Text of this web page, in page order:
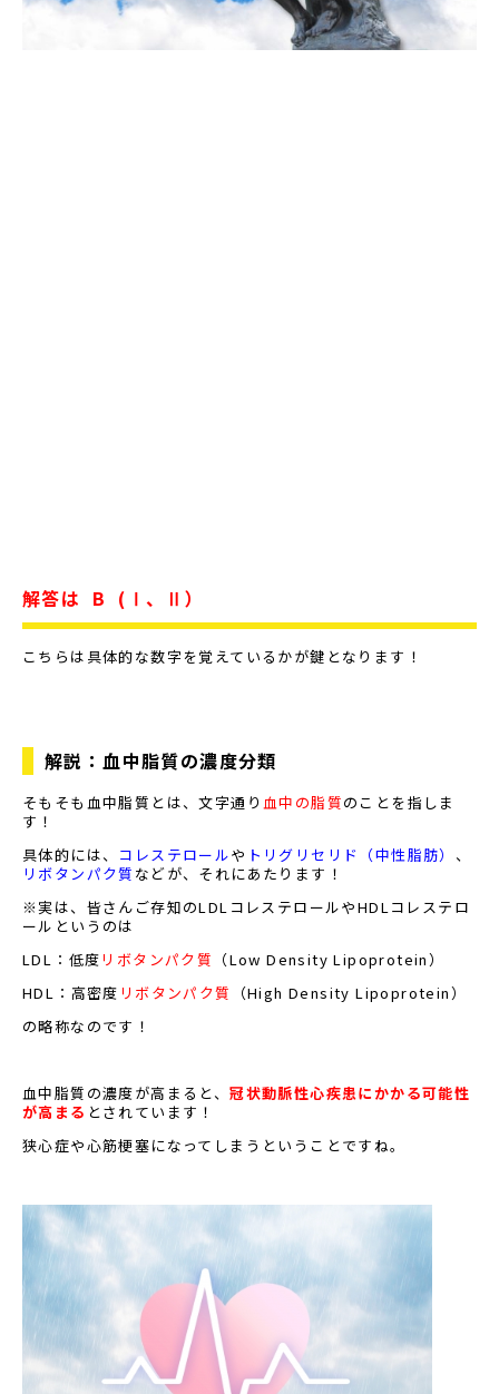
解答は B (Ⅰ、Ⅱ）
こちらは具体的な数字を覚えているかが鍵となります！
解説：血中脂質の濃度分類
そもそも血中脂質とは、文字通り 血中の脂質のことを指しま
す！
具体的には、 コレステロールや トリグリセリド（中性脂肪） 、
リボタンパク質 などが、それにあたります！
※実は、皆さんご存知のLDLコレステロールやHDLコレステロ
ールというのは
LDL：低度リボタンパク質 （Low Density Lipoprotein）
HDL：高密度 リボタンパク質
（High Density Lipoprotein）
の略称なのです！
血中脂質の濃度が高まると、冠状動脈性心疾患にかかる可能性
が高まる とされています！
狭心症や心筋梗塞になってしまうということですね。